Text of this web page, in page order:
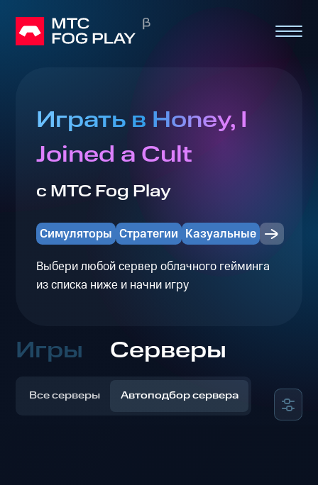
Играть в Honey, I
Joined a Cult
с МТС Fog Play
Симуляторы Стратегии Казуальные
Выбери любой сервер облачного гейминга
из списка ниже и начни игру
Игры Серверы
Все серверы Автоподбор сервера